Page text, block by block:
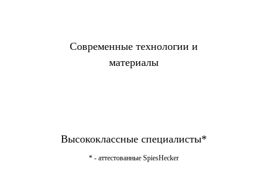
Современные технологии и
материалы
Высококлассные специалисты*
* - аттестованные SpiesHecker